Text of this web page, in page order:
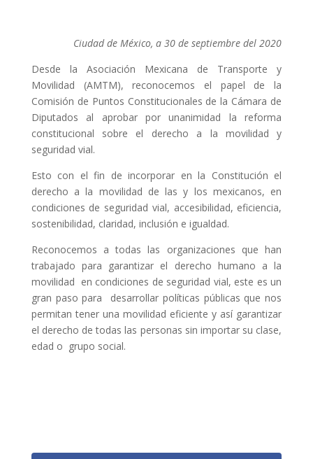
Ciudad de México, a 30 de septiembre del 2020
Desde la Asociación Mexicana de Transporte y
Movilidad (AMTM), reconocemos el papel de la
Comisión de Puntos Constitucionales de la Cámara de
Diputados al aprobar por unanimidad la reforma
constitucional sobre el derecho a la movilidad y
seguridad vial.
Esto con el fin de incorporar en la Constitución el
derecho a la movilidad de las y los mexicanos, en
condiciones de seguridad vial, accesibilidad, eficiencia,
sostenibilidad, claridad, inclusión e igualdad.
Reconocemos a todas las organizaciones que han
trabajado para garantizar el derecho humano a la
movilidad en condiciones de seguridad vial, este es un
gran paso para desarrollar políticas públicas que nos
permitan tener una movilidad eficiente y así garantizar
el derecho de todas las personas sin importar su clase,
edad o grupo social.